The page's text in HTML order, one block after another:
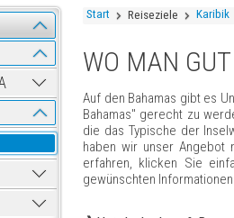
Start Reiseziele Karibik
WO MAN
Auf den Bahamas gibt es
Bahamas" gerecht zu
die das Typische der
haben wir unser Angebot
erfahren, klicken Sie
gewünschten